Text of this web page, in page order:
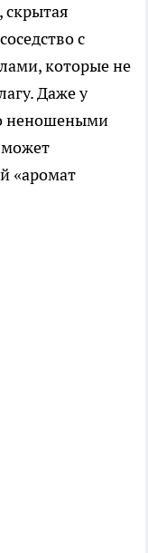
скрытая
с
которые не
Даже у
неношеными
может
«аромат